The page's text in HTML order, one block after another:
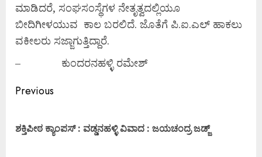
ಮಾಡಿದರೆ, ಸಂಘಸಂಸ್ಥೆಗಳ ನೇತೃತ್ವದಲ್ಲಿಯೂ
ಬೀದಿಗೀಳಯುವ ಕಾಲ ಬರಲಿದೆ. ಜೊತೆಗೆ ಪಿ.ಐ.ಎಲ್ ಹಾಕಲು
ವಕೀಲರು ಸಜ್ಜಾಗುತ್ತಿದ್ದಾರೆ.
– ಕುಂದರನಹಳ್ಳಿ ರಮೇಶ್
Previous
ಶಕ್ತಿಪೀಠ ಕ್ಯಾಂಪಸ್ : ವಡ್ಡನಹಳ್ಳಿ ವಿವಾದ : ಜಯಚಂದ್ರ ಜಡ್ಜ್